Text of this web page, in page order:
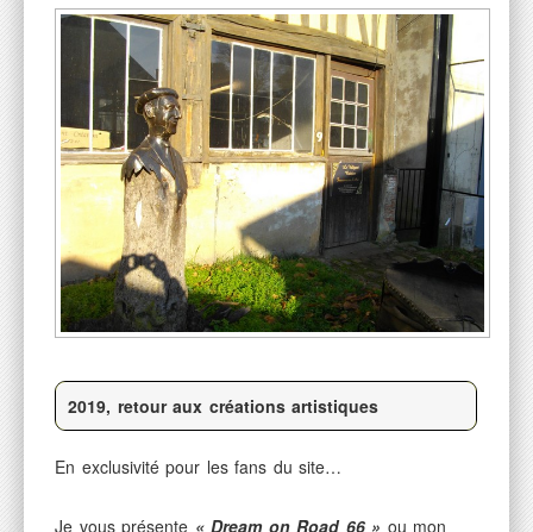
2019, retour aux créationsartistiques
En exclusivité pour les fans du site…
Je vous présente « Dream on Road 66 » ou mon